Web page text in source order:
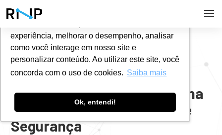
experiência, melhorar o desempenho, analisar
como você interage em nosso site e
personalizar conteúdo. Ao utilizar este site, você
concorda com o uso de cookies. Saiba mais
Ok, entendi!
# BLOG
SOC: o que é e como funciona
um Centro de Operações de
Segurança